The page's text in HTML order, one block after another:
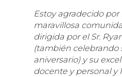
Estoy agradecido por
maravillosa
dirigida por el Sr.
(también celebrando
aniversario) y su
docente y personal y